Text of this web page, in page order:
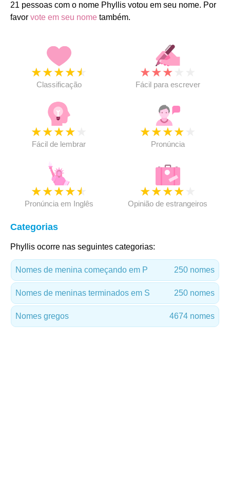
21 pessoas com o nome Phyllis votou em seu nome. Por
favor vote em seu nome também.
★★★★★
Classificação
★★★
Fácil para escrever
★★★★
Fácil de lembrar
★★★★
Pronúncia
★★★★★
Pronúncia em Inglês
★★★★
Opinião de estrangeiros
Categorias
Phyllis ocorre nas seguintes categorias:
Nomes de menina começando em P 250 nomes
Nomes de meninas terminados em S 250 nomes
Nomes gregos 4674 nomes